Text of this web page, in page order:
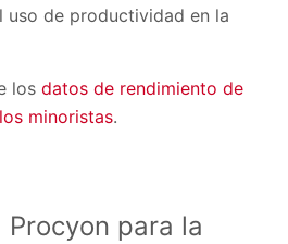
uso de productividad en la
los datos de rendimiento de
minoristas.
para la